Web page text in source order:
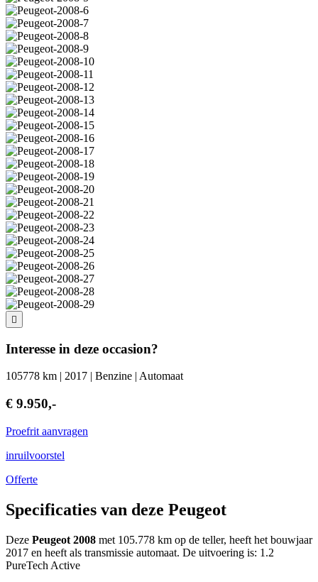
Interesse in deze occasion?
105778 km | 2017 | Benzine | Automaat
€ 9.950,-
Proefrit aanvragen
inruilvoorstel
Offerte
Specificaties van deze Peugeot
Deze Peugeot 2008 met 105.778 km op de teller, heeft het bouwjaar
2017 en heeft als transmissie automaat. De uitvoering is: 1.2
PureTech Active